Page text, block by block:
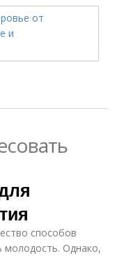
способов
молодость. Однако,